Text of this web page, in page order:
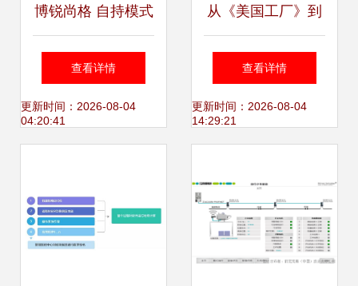
博锐尚格 自持模式
办公楼运营商数字
决策整体解决方案
务
查看详情
更新时间：2026-08-04
04:20:41
从《美国工厂》到
中国工厂 信息系统
运维服务的突围之
查看详情
更新时间：2026-08-04
14:29:21